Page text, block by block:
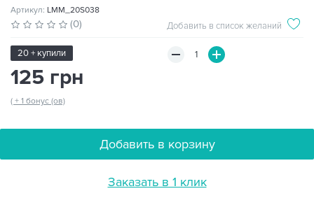
Артикул: LMM_20S038
(0) Добавить в список желаний
20 + купили
125 грн
( + 1 бонус (ов)
Добавить в корзину
Заказать в 1 клик